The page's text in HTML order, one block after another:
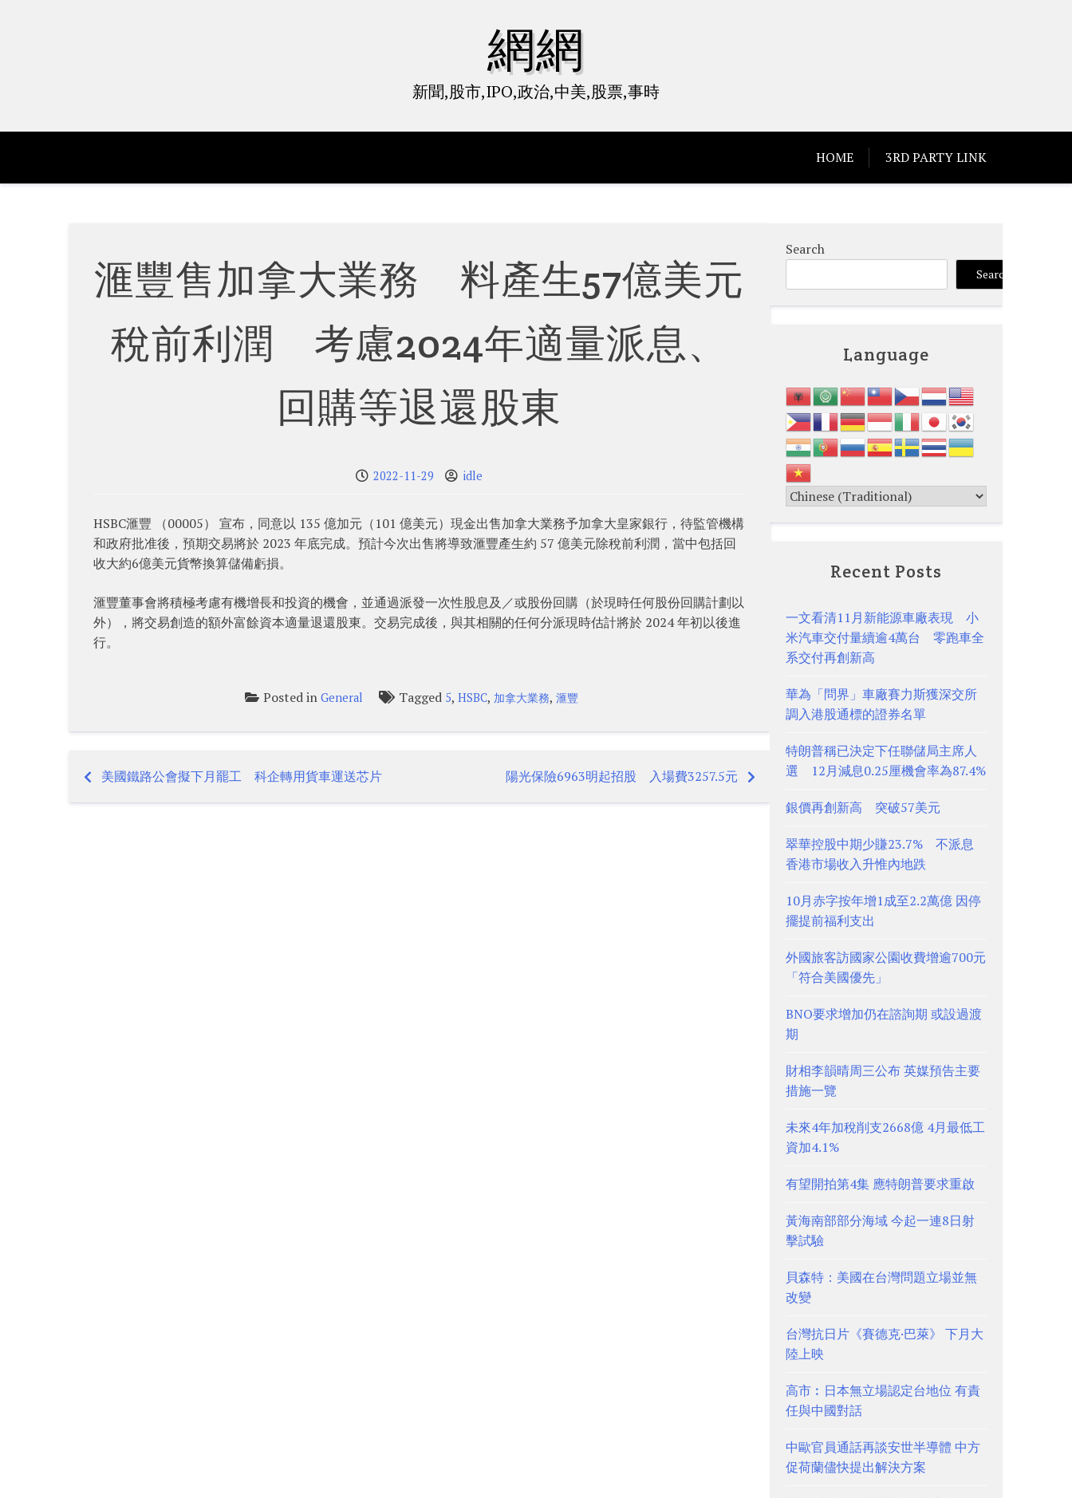
網網
新聞,股市,IPO,政治,中美,股票,事時
HOME 3RD PARTY LINK
滙豐售加拿大業務 料產生57億美元
稅前利潤 考慮2024年適量派息、
回購等退還股東
2022-11-29 idle
HSBC滙豐 （00005） 宣布，同意以 135 億加元（101 億美元）現金出售加拿大業務予加拿大皇家銀行，待監管機構
和政府批准後，預期交易將於 2023 年底完成。預計今次出售將導致滙豐產生約 57 億美元除稅前利潤，當中包括回
收大約6億美元貨幣換算儲備虧損。
滙豐董事會將積極考慮有機增長和投資的機會，並通過派發一次性股息及／或股份回購（於現時任何股份回購計劃以
外），將交易創造的額外富餘資本適量退還股東。交易完成後，與其相關的任何分派現時估計將於 2024 年初以後進
行。
Posted in General Tagged 5, HSBC, 加拿大業務, 滙豐
Post
美國鐵路公會擬下月罷工 科企轉用貨車運送芯片 陽光保險6963明起招股 入場費3257.5元
Search
Search
Language
Recent Posts
一文看清11月新能源車廠表現 小
米汽車交付量續逾4萬台 零跑車全
系交付再創新高
華為「問界」車廠賽力斯獲深交所
調入港股通標的證券名單
特朗普稱已決定下任聯儲局主席人
選 12月減息0.25厘機會率為87.4%
銀價再創新高 突破57美元
翠華控股中期少賺23.7% 不派息
香港市場收入升惟內地跌
10月赤字按年增1成至2.2萬億 因停
擺提前福利支出
外國旅客訪國家公園收費增逾700元
「符合美國優先」
BNO要求增加仍在諮詢期 或設過渡
期
財相李韻晴周三公布 英媒預告主要
措施一覽
未來4年加稅削支2668億 4月最低工
資加4.1%
有望開拍第4集 應特朗普要求重啟
黃海南部部分海域 今起一連8日射
擊試驗
貝森特：美國在台灣問題立場並無
改變
台灣抗日片《賽德克·巴萊》 下月大
陸上映
高市︰日本無立場認定台地位 有責
任與中國對話
中歐官員通話再談安世半導體 中方
促荷蘭儘快提出解決方案